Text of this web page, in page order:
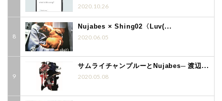
2020.10.26
Nujabes × Shing02〈Luv(...
2020.06.05
サムライチャンプルーとNujabes─ 渡辺...
2020.05.08